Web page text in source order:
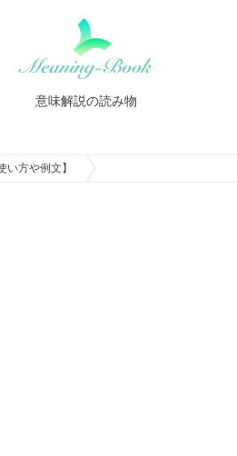
意味解説の読み物
い方や例文】